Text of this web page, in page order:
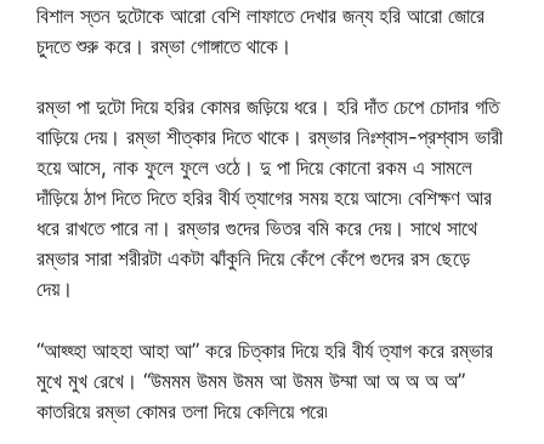
বিশাল স্তন দুটোকে আরো বেশি লাফাতে দেখার জন্য হরি আরো জোরে
চুদতে শুরু করে। রম্ভা গোঙ্গাতে থাকে।
রম্ভা পা দুটো দিয়ে হরির কোমর জড়িয়ে ধরে। হরি দাঁত চেপে চোদার গতি
বাড়িয়ে দেয়। রম্ভা শীত্কার দিতে থাকে। রম্ভার নিঃশ্বাস-প্রশ্বাস ভারী
হয়ে আসে, নাক ফুলে ফুলে ওঠে। দু পা দিয়ে কোনো রকম এ সামলে
দাঁড়িয়ে ঠাপ দিতে দিতে হরির বীর্য ত্যাগের সময় হয়ে আসে৷ বেশিক্ষণ আর
ধরে রাখতে পারে না। রম্ভার গুদের ভিতর বমি করে দেয়। সাথে সাথে
রম্ভার সারা শরীরটা একটা ঝাঁকুনি দিয়ে কেঁপে কেঁপে গুদের রস ছেড়ে
দেয়।
“আহ্হ্হা আহহা আহা আ” করে চিত্কার দিয়ে হরি বীর্য ত্যাগ করে রম্ভার
মুখে মুখ রেখে। “উমমম উমম উমম আ উমম উম্মা আ অ অ অ অ”
কাতরিয়ে রম্ভা কোমর তলা দিয়ে কেলিয়ে পরে৷